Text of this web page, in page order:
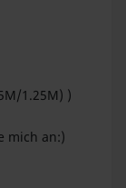
1.25M) )
mich an:)